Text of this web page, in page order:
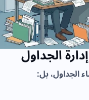
الجداول
الجداول، بل: